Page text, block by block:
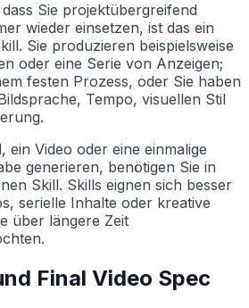
Sie projektübergreifend
wieder einsetzen, ist das ein
Sie produzieren beispielsweise
oder eine Serie von Anzeigen;
festen Prozess, oder Sie haben
Tempo, visuellen Stil
ein Video oder eine einmalige
generieren, benötigen Sie in
Skill. Skills eignen sich besser
serielle Inhalte oder kreative
über längere Zeit
Final Video Spec